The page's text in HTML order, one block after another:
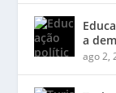
a
ago 2,